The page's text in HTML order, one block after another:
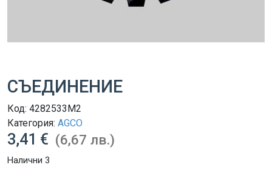
СЪЕДИНЕНИЕ
Код: 4282533M2
Категория: AGCO
3,41 € (6,67 лв.)
Налични 3